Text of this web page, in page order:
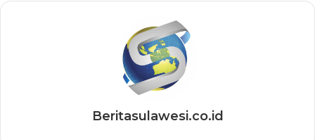
Beritasulawesi.co.id